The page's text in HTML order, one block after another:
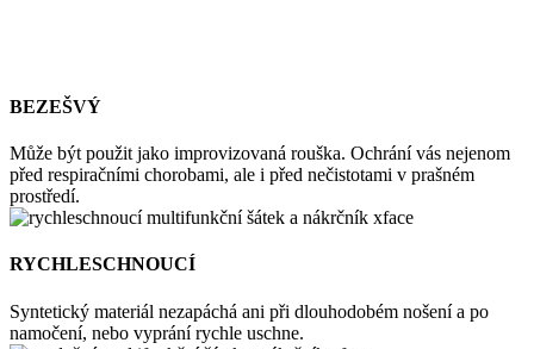
BEZEŠVÝ
Může být použit jako improvizovaná rouška. Ochrání vás nejenom
před respiračními chorobami, ale i před nečistotami v prašném
prostředí.
RYCHLESCHNOUCÍ
Syntetický materiál nezapáchá ani při dlouhodobém nošení a po
namočení, nebo vyprání rychle uschne.